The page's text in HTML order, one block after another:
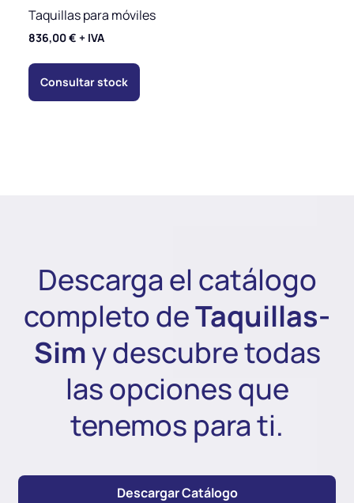
Taquillas para móviles
836,00€ + IVA
Consultar stock
Descarga el catálogo
completo deTaquillas-
Simy descubre todas
las opciones que
tenemos para ti.
Descargar Catálogo